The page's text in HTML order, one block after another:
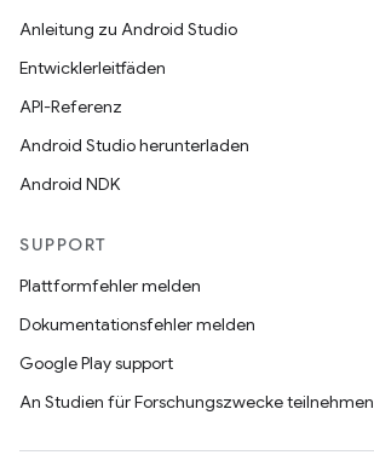
Anleitung zu Android Studio
Entwicklerleitfäden
API-Referenz
Android Studio herunterladen
Android NDK
SUPPORT
Plattformfehler melden
Dokumentationsfehler melden
Google Play support
An Studien für Forschungszwecke teilnehmen